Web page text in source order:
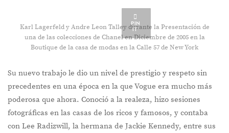
PIN
IT
Karl Lagerfeld y Andre Leon Talley durante la Presentación de
una de las colecciones de Chanel en Diciembre de 2005 en la
Boutique de la casa de modas en la Calle 57 de New York
Su nuevo trabajo le dio un nivel de prestigio y respeto sin
precedentes en una época en la que Vogue era mucho más
poderosa que ahora. Conoció a la realeza, hizo sesiones
fotográficas en las casas de los ricos y famosos, y contaba
con Lee Radizwill, la hermana de Jackie Kennedy, entre sus